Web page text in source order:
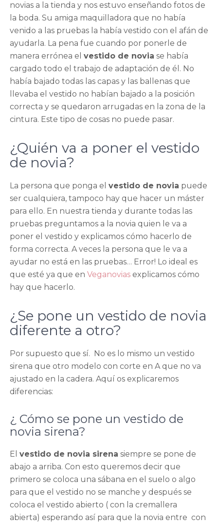
novias a la tienda y nos estuvo enseñando fotos de
la boda. Su amiga maquilladora que no había
venido a las pruebas la había vestido con el afán de
ayudarla. La pena fue cuando por ponerle de
manera errónea el vestido de novia se había
cargado todo el trabajo de adaptación de él. No
había bajado todas las capas y las ballenas que
llevaba el vestido no habían bajado a la posición
correcta y se quedaron arrugadas en la zona de la
cintura. Este tipo de cosas no puede pasar.
¿Quién va a poner el vestido
de novia?
La persona que ponga el vestido de novia puede
ser cualquiera, tampoco hay que hacer un máster
para ello. En nuestra tienda y durante todas las
pruebas preguntamos a la novia quien le va a
poner el vestido y explicamos cómo hacerlo de
forma correcta. A veces la persona que le va a
ayudar no está en las pruebas… Error! Lo ideal es
que esté ya que en Veganovias explicamos cómo
hay que hacerlo.
¿Se pone un vestido de novia
diferente a otro?
Por supuesto que sí. No es lo mismo un vestido
sirena que otro modelo con corte en A que no va
ajustado en la cadera. Aquí os explicaremos
diferencias:
¿ Cómo se pone un vestido de
novia sirena?
El vestido de novia sirena siempre se pone de
abajo a arriba. Con esto queremos decir que
primero se coloca una sábana en el suelo o algo
para que el vestido no se manche y después se
coloca el vestido abierto ( con la cremallera
abierta) esperando así para que la novia entre con